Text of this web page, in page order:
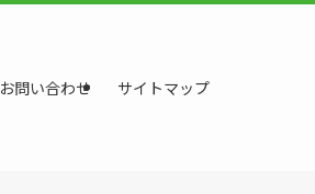
お問い合わせ サイトマップ